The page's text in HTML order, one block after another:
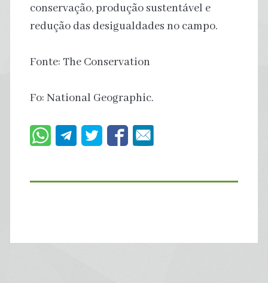
conservação, produção sustentável e
redução das desigualdades no campo.
Fonte: The Conservation
Fo: National Geographic.